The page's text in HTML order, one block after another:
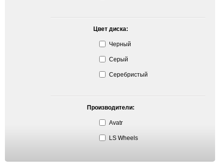
Цвет диска:
Черный
Серый
Серебристый
Производители:
Avatr
LS Wheels